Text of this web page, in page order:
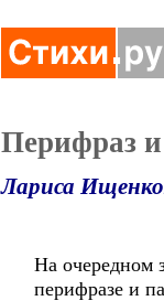
Перифраз
Лариса
На очередном
перифразе и